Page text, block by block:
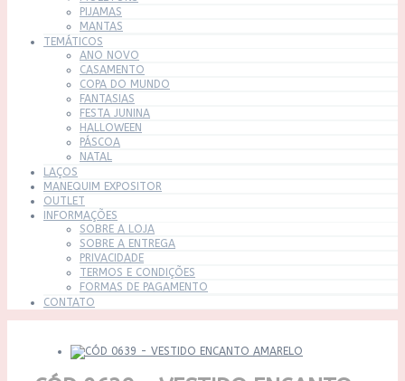
PIJAMAS
MANTAS
TEMÁTICOS
ANO NOVO
CASAMENTO
COPA DO MUNDO
FANTASIAS
FESTA JUNINA
HALLOWEEN
PÁSCOA
NATAL
LAÇOS
MANEQUIM EXPOSITOR
OUTLET
INFORMAÇÕES
SOBRE A LOJA
SOBRE A ENTREGA
PRIVACIDADE
TERMOS E CONDIÇÕES
FORMAS DE PAGAMENTO
CONTATO